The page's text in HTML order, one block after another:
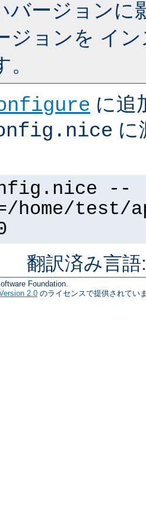
バージョンに
ジョンを イ
に追
に
--
home/test/
翻訳済み言
Foundation.
2.0 のライセンスで提供されてい